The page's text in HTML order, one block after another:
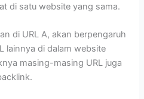
di satu website yang sama.
di URL A, akan berpengaruh
lainnya di dalam website
masing-masing URL juga